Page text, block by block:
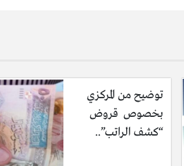
التطوير تمت وفق معايير عالمية، حيث
بينما يتم تطوير اللغة العربية
توضيح من المركزي
بخصوص قروض
“كشف الراتب”..